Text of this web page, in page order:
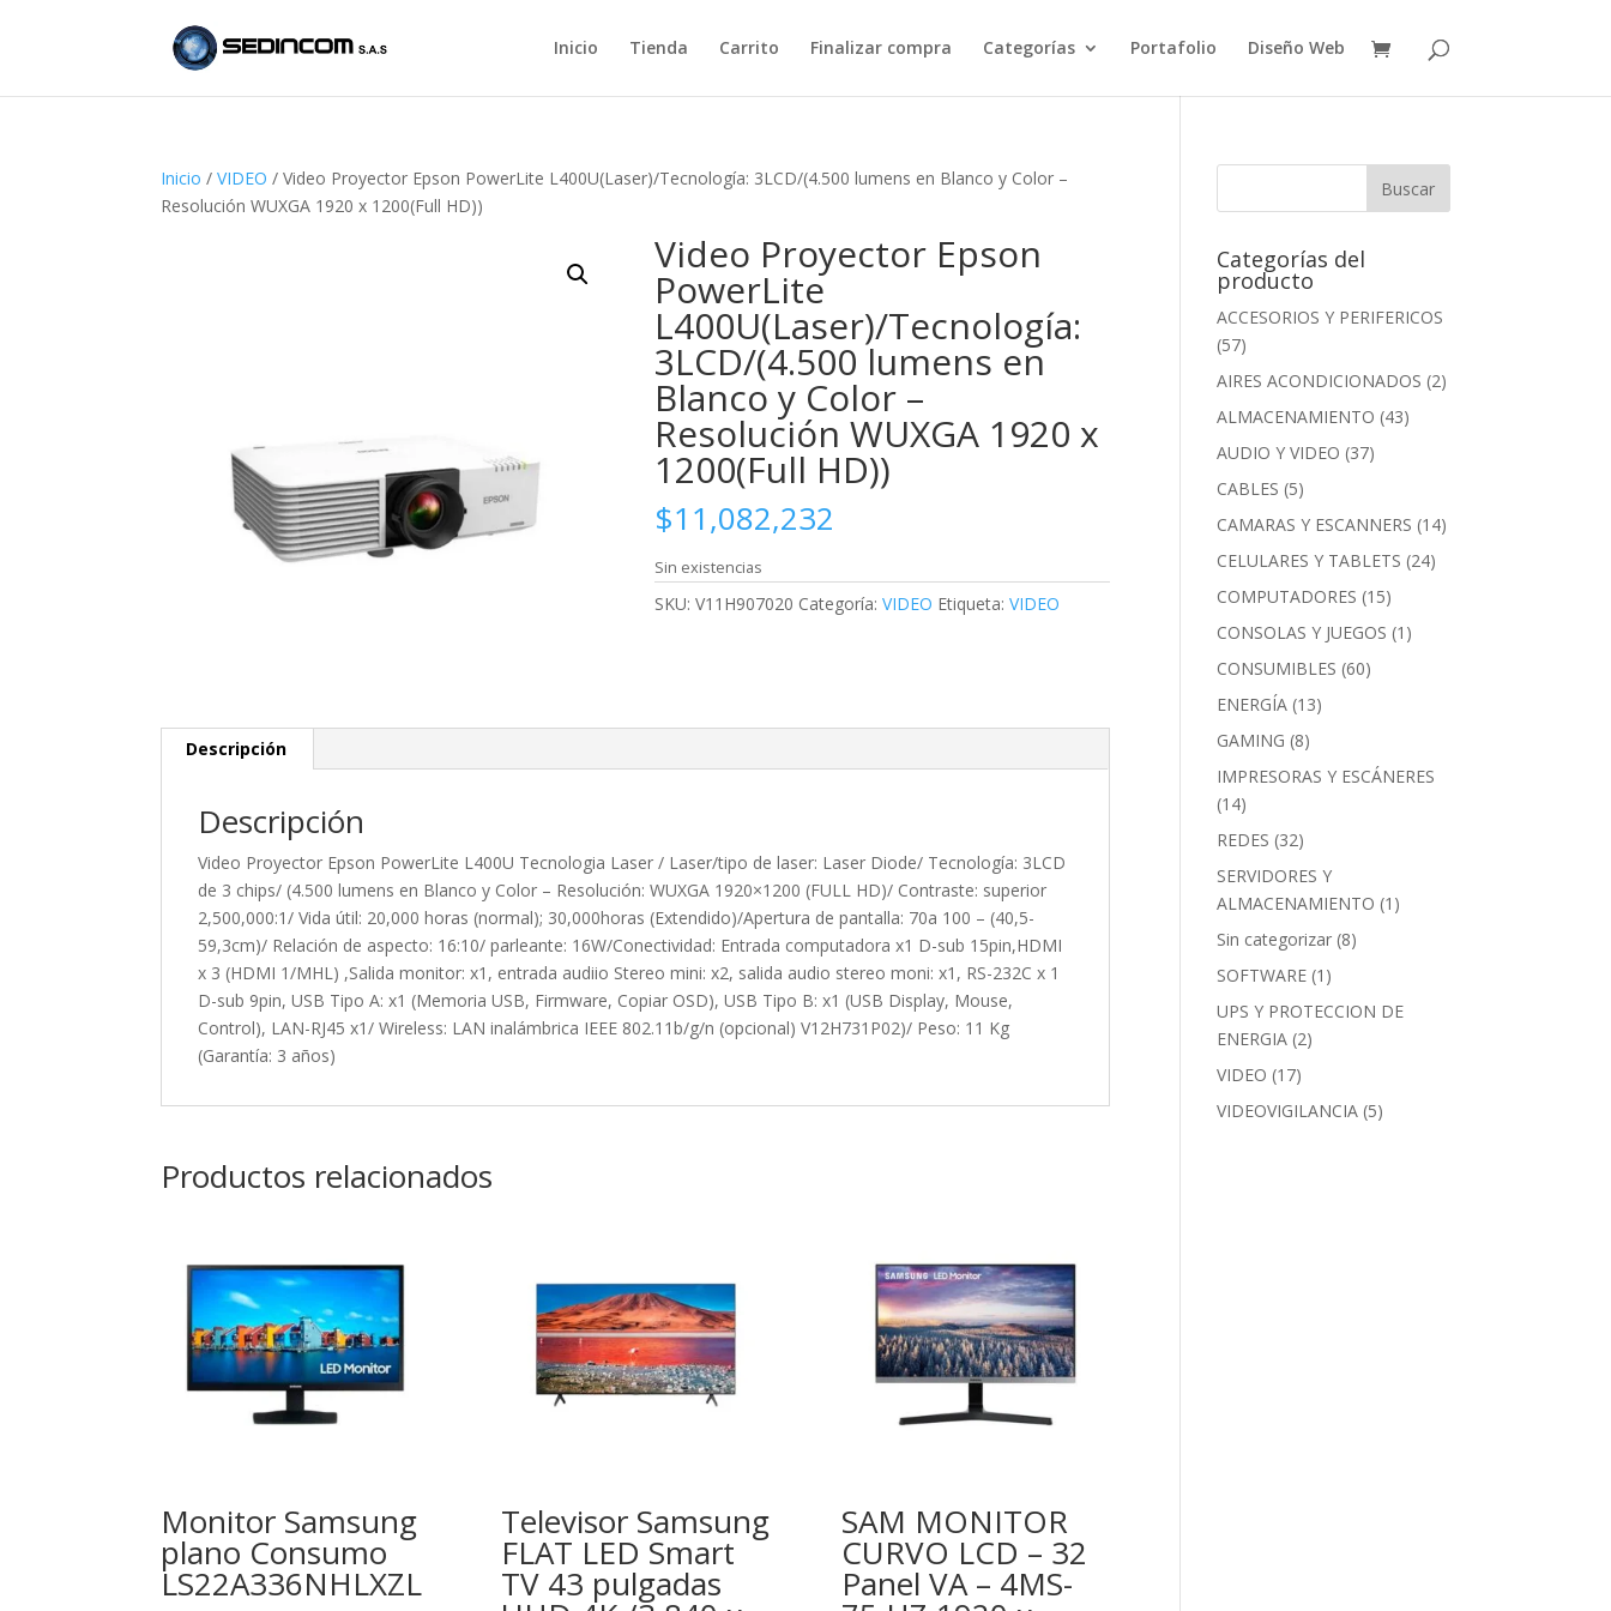
Inicio Tienda Carrito Finalizar compra Categorías Portafolio Diseño Web
Inicio /VIDEO / Video Proyector Epson PowerLite L400U(Laser)/Tecnología: 3LCD/(4.500 lumens en Blanco y Color –
Resolución WUXGA 1920 x 1200(Full HD))
Video Proyector Epson
PowerLite
L400U(Laser)/Tecnología:
3LCD/(4.500 lumens en
Blanco y Color –
Resolución WUXGA 1920 x
1200(Full HD))
$11,082,232
Sin existencias
SKU:V11H907020 Categoría:VIDEO Etiqueta:VIDEO
Descripción
Descripción
Video Proyector Epson PowerLite L400U Tecnologia Laser / Laser/tipo de laser: Laser Diode/ Tecnología: 3LCD
de 3 chips/ (4.500 lumens en Blanco y Color – Resolución: WUXGA 1920×1200 (FULL HD)/ Contraste: superior
2,500,000:1/ Vida útil: 20,000 horas (normal); 30,000horas (Extendido)/Apertura de pantalla: 70a 100 – (40,5-
59,3cm)/ Relación de aspecto: 16:10/ parleante: 16W/Conectividad: Entrada computadora x1 D-sub 15pin,HDMI
x 3 (HDMI 1/MHL) ,Salida monitor: x1, entrada audiio Stereo mini: x2, salida audio stereo moni: x1, RS-232C x 1
D-sub 9pin, USB Tipo A: x1 (Memoria USB, Firmware, Copiar OSD), USB Tipo B: x1 (USB Display, Mouse,
Control), LAN-RJ45 x1/ Wireless: LAN inalámbrica IEEE 802.11b/g/n (opcional) V12H731P02)/ Peso: 11 Kg
(Garantía: 3 años)
Productos relacionados
Monitor Samsung
plano Consumo
LS22A336NHLXZL
Televisor Samsung
FLAT LED Smart
TV 43 pulgadas
SAM MONITOR
CURVO LCD – 32
Panel VA – 4MS-
Categorías del
producto
ACCESORIOS Y PERIFERICOS
(57)
AIRES ACONDICIONADOS (2)
ALMACENAMIENTO (43)
AUDIO Y VIDEO (37)
CABLES (5)
CAMARAS Y ESCANNERS (14)
CELULARES Y TABLETS (24)
COMPUTADORES (15)
CONSOLAS Y JUEGOS (1)
CONSUMIBLES (60)
ENERGÍA (13)
GAMING (8)
IMPRESORAS Y ESCÁNERES
(14)
REDES (32)
SERVIDORES Y
ALMACENAMIENTO (1)
Sin categorizar (8)
SOFTWARE (1)
UPS Y PROTECCION DE
ENERGIA (2)
VIDEO (17)
VIDEOVIGILANCIA (5)